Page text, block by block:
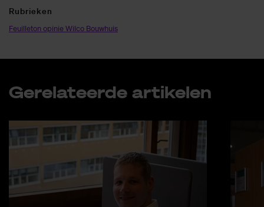
Ru­brie­ken
Feuilleton opinie Wilco Bouwhuis
Ge­re­la­teer­de ar­ti­ke­len